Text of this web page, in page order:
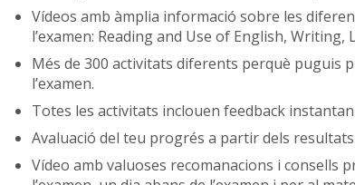
Vídeos amb àmplia informació sobre les
l’examen: Reading and Use of English, Writing,
Més de 300 activitats diferents perquè puguis
l’examen.
Totes les activitats inclouen feedback
Avaluació del teu progrés a partir dels
Vídeo amb valuoses recomanacions i consells